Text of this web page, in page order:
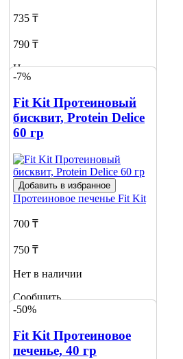
735 ₸
790 ₸
Нет в наличии
о наличии
4
-7%
Fit Kit Протеиновый
бисквит, Protein Delice
60 гр
Добавить в избранное
Протеиновое печенье Fit Kit
700 ₸
750 ₸
Нет в наличии
Сообщить
о наличии
-50%
Fit Kit Протеиновое
печенье, 40 гр